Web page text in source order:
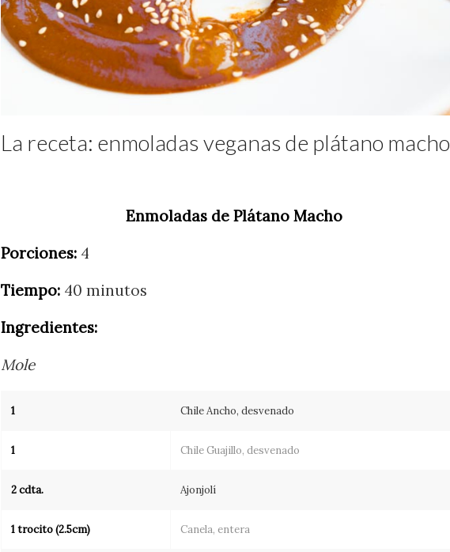
La receta: enmoladas veganas de plátano macho
Enmoladas de Plátano Macho
Porciones: 4
Tiempo: 40 minutos
Ingredientes:
Mole
1 Chile Ancho, desvenado
1 Chile Guajillo, desvenado
2 cdta. Ajonjolí
1 trocito (2.5cm) Canela, entera